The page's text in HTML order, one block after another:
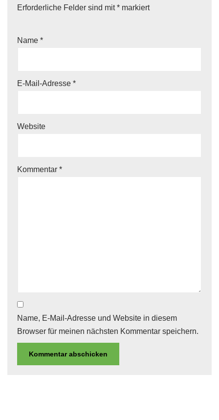
Erforderliche Felder sind mit* markiert
Name *
E-Mail-Adresse *
Website
Kommentar *
Name, E-Mail-Adresse und Website in diesem
Browser für meinen nächsten Kommentar speichern.